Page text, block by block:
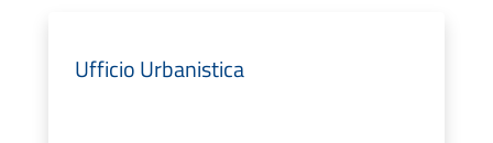
Ufficio Urbanistica